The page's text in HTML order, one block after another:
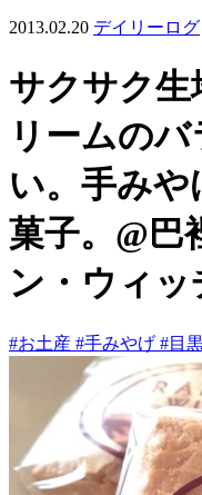
2013.02.20 デイリーログ
サクサク生
リームの
い。手み
菓子。@巴
ン・ウィッ
#お土産 #手みやげ #目